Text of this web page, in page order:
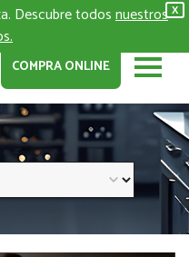
X
Descubre todosnuestros
COMPRA ONLINE